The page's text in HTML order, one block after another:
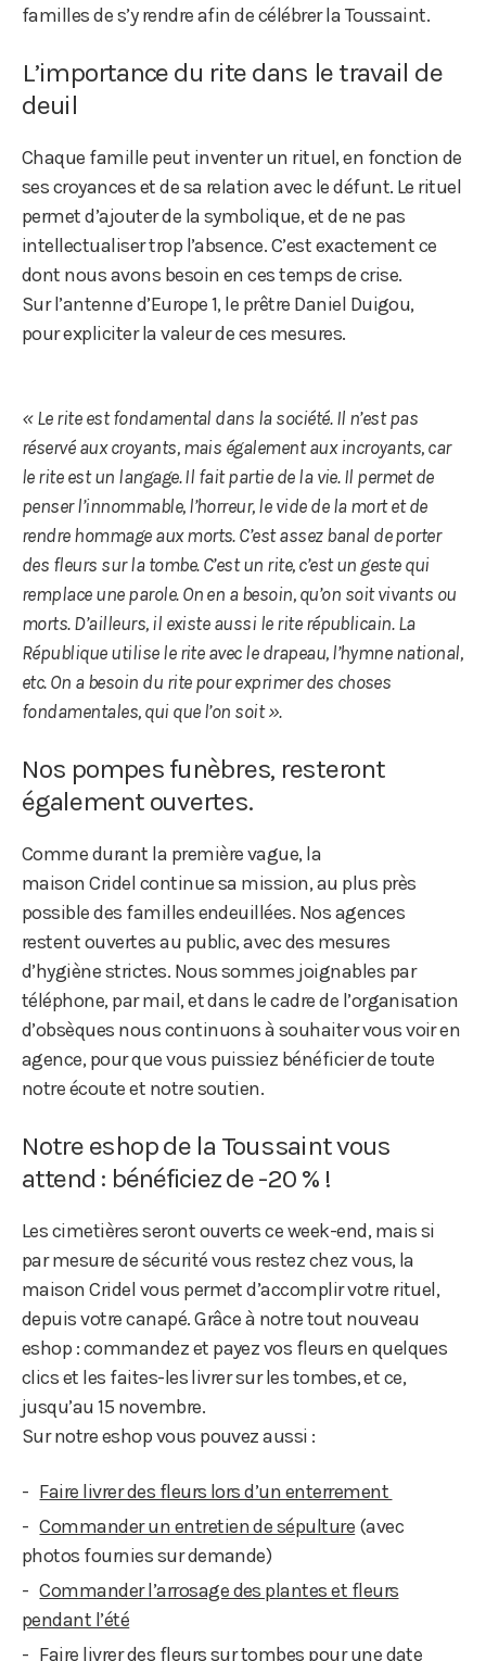
familles de s’y rendre afin de célébrer la Toussaint.
L’importance du rite dans le travail de
deuil
Chaque famille peut inventer un rituel, en fonction de
ses croyances et de sa relation avec le défunt. Le rituel
permet d’ajouter de la symbolique, et de ne pas
intellectualiser trop l’absence. C’est exactement ce
dont nous avons besoin en ces temps de crise.
Sur l’antenne d’Europe 1, le prêtre Daniel Duigou,
pour expliciter la valeur de ces mesures.
« Le rite est fondamental dans la société. Il n’est pas
réservé aux croyants, mais également aux incroyants, car
le rite est un langage. Il fait partie de la vie. Il permet de
penser l’innommable, l’horreur, le vide de la mort et de
rendre hommage aux morts. C’est assez banal de porter
des fleurs sur la tombe. C’est un rite, c’est un geste qui
remplace une parole. On en a besoin, qu’on soit vivants ou
morts. D’ailleurs, il existe aussi le rite républicain. La
République utilise le rite avec le drapeau, l’hymne national,
etc. On a besoin du rite pour exprimer des choses
fondamentales, qui que l’on soit ».
Nos pompes funèbres, resteront
également ouvertes.
Comme durant la première vague, la
maison Cridel continue sa mission, au plus près
possible des familles endeuillées. Nos agences
restent ouvertes au public, avec des mesures
d’hygiène strictes. Nous sommes joignables par
téléphone, par mail, et dans le cadre de l’organisation
d’obsèques nous continuons à souhaiter vous voir en
agence, pour que vous puissiez bénéficier de toute
notre écoute et notre soutien.
Notre eshop de la Toussaint vous
attend : bénéficiez de -20 % !
Les cimetières seront ouverts ce week-end, mais si
par mesure de sécurité vous restez chez vous, la
maison Cridel vous permet d’accomplir votre rituel,
depuis votre canapé. Grâce à notre tout nouveau
eshop : commandez et payez vos fleurs en quelques
clics et les faites-les livrer sur les tombes, et ce,
jusqu’au 15 novembre.
Sur notre eshop vous pouvez aussi :
Faire livrer des fleurs lors d’un enterrement
Commander un entretien de sépulture (avec
photos fournies sur demande)
Commander l’arrosage des plantes et fleurs
pendant l’été
Faire livrer des fleurs sur tombes pour une date